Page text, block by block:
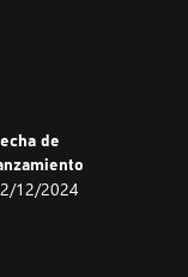
en Xbox y
de
12/2024